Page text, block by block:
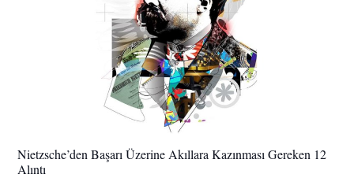
Nietzsche’den Başarı Üzerine Akıllara Kazınması Gereken 12
Alıntı